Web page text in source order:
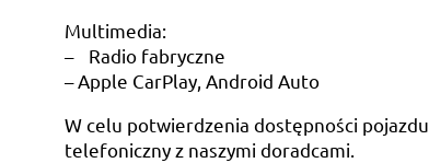
Multimedia:
– Radio fabryczne
– Apple CarPlay, Android Auto
W celu potwierdzenia dostępności
telefoniczny z naszymi doradcami.